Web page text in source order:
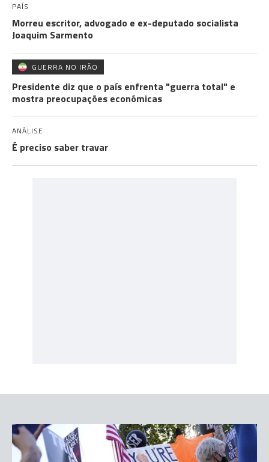
PAÍS
Morreu escritor, advogado e ex-deputado socialista
Joaquim Sarmento
GUERRA NO IRÃO
Presidente diz que o país enfrenta "guerra total" e
mostra preocupações económicas
ANÁLISE
É preciso saber travar